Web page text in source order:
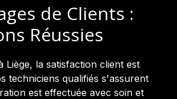
de Clients :
Réussies
Liège, la satisfaction client est
techniciens qualifiés s'assurent
est effectuée avec soin et